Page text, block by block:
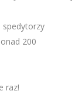
spedytorzy
200
raz!